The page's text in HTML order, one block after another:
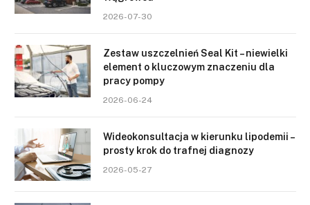
2026-07-30
Zestaw uszczelnień Seal Kit – niewielki
element o kluczowym znaczeniu dla
pracy pompy
2026-06-24
Wideokonsultacja w kierunku lipodemii –
prosty krok do trafnej diagnozy
2026-05-27